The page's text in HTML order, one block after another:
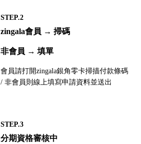
STEP.2
zingala會員 → 掃碼
非會員 → 填單
會員請打開zingala銀角零卡掃描付款條碼
/ 非會員則線上填寫申請資料並送出
STEP.3
分期資格審核中